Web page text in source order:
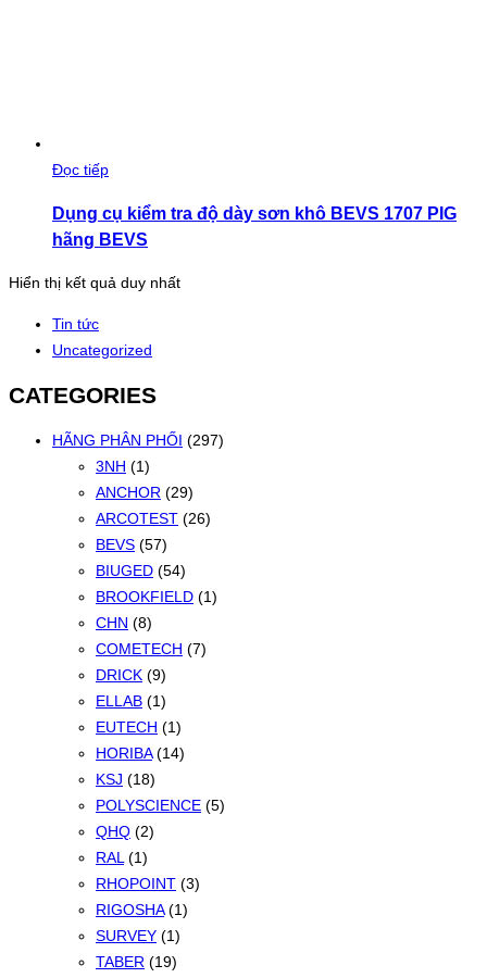
Đọc tiếp
Dụng cụ kiểm tra độ dày sơn khô BEVS 1707 PIG
hãng BEVS
Hiển thị kết quả duy nhất
Tin tức
Uncategorized
CATEGORIES
HÃNG PHÂN PHỐI (297)
3NH (1)
ANCHOR (29)
ARCOTEST (26)
BEVS (57)
BIUGED (54)
BROOKFIELD (1)
CHN (8)
COMETECH (7)
DRICK (9)
ELLAB (1)
EUTECH (1)
HORIBA (14)
KSJ (18)
POLYSCIENCE (5)
QHQ (2)
RAL (1)
RHOPOINT (3)
RIGOSHA (1)
SURVEY (1)
TABER (19)